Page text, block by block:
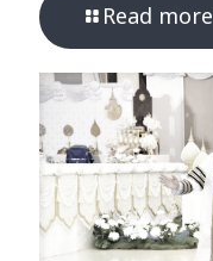
Read more